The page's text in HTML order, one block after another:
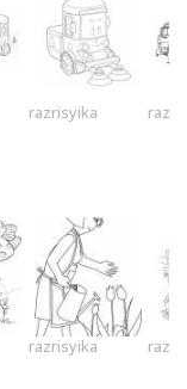
razrisyika
razrisyika